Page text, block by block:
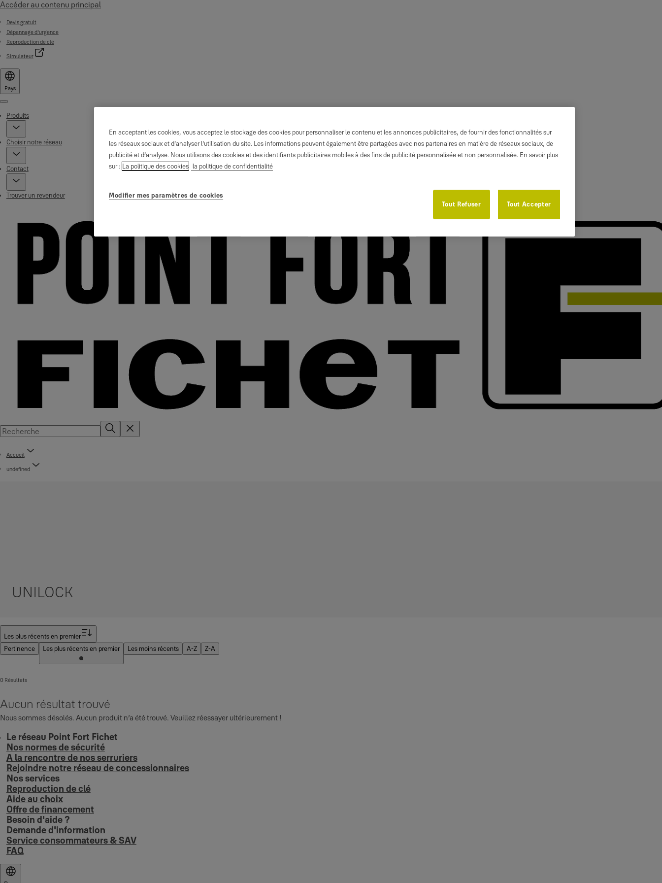
Accéder au contenu principal
Devis gratuit
Dépannage d'urgence
Reproduction de clé
Simulateur
Pays
Menu
Produits
Choisir notre réseau
Contact
Trouver un revendeur
Accueil
undefined
UNILOCK
Les plus récents en premier
Pertinence
Les plus récents en premier Les moins récents A-Z Z-A
0 Résultats
Aucun résultat trouvé
Nous sommes désolés. Aucun produit n’a été trouvé. Veuillez réessayer ultérieurement !
Le réseau Point Fort Fichet
Nos normes de sécurité
A la rencontre de nos serruriers
Rejoindre notre réseau de concessionnaires
Nos services
Reproduction de clé
Aide au choix
Offre de financement
Besoin d'aide ?
Demande d'information
Service consommateurs & SAV
FAQ
En acceptant les cookies, vous acceptez le stockage des cookies pour personnaliser le contenu et les annonces publicitaires, de fournir des fonctionnalités sur
les réseaux sociaux et d’analyser l’utilisation du site. Les informations peuvent également être partagées avec nos partenaires en matière de réseaux sociaux, de
publicité et d’analyse. Nous utilisons des cookies et des identifiants publicitaires mobiles à des fins de publicité personnalisée et non personnalisée. En savoir plus
sur : La politique des cookies la politique de confidentialité
Modifier mes paramètres de cookies
Tout Refuser
Tout Accepter